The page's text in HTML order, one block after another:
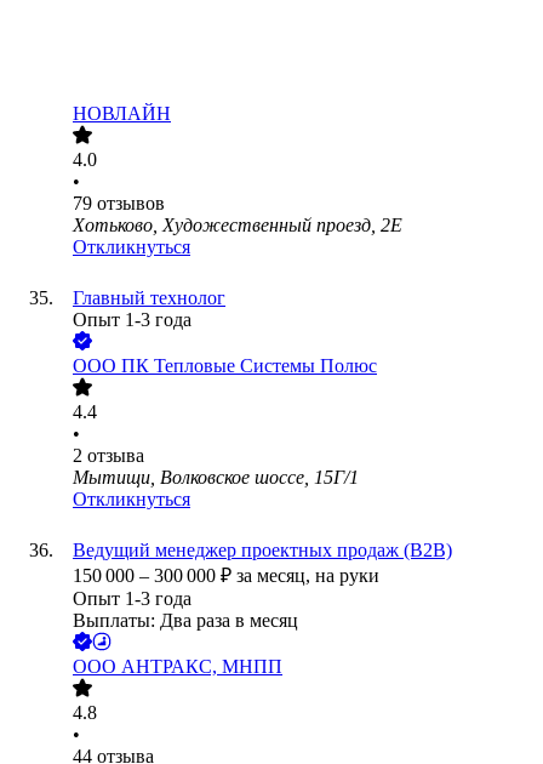
НОВЛАЙН
4.0
•
79 отзывов
Хотьково, Художественный проезд, 2Е
Откликнуться
Главный технолог
Опыт 1-3 года
ООО ПК Тепловые Системы Полюс
4.4
•
2 отзыва
Мытищи, Волковское шоссе, 15Г/1
Откликнуться
Ведущий менеджер проектных продаж (В2В)
150 000 – 300 000 ₽ за месяц, на руки
Опыт 1-3 года
Выплаты: Два раза в месяц
ООО АНТРАКС, МНПП
4.8
•
44 отзыва